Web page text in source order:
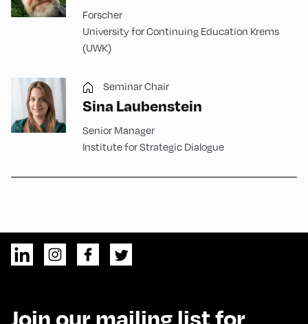
Forscher
University for Continuing Education Krems
(UWK)
Seminar Chair
Sina Laubenstein
Senior Manager
Institute for Strategic Dialogue
Join our mailing list for